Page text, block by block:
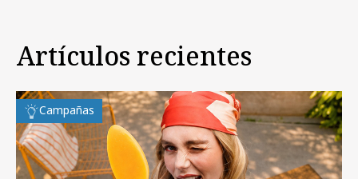
Artículos recientes
Campañas